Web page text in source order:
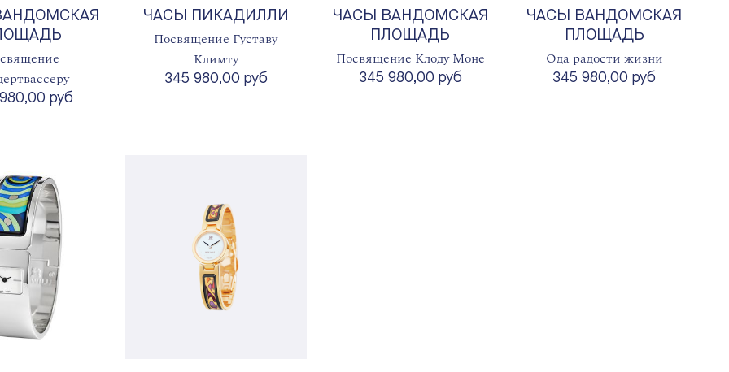
руб
ЧАСЫ ПИКАДИЛЛИ
Посвящение Густаву
Климту
345 980,00 руб
ЧАСЫ ВАНДОМСКАЯ
ПЛОЩАДЬ
Посвящение Клоду Моне
345 980,00 руб
ЧАСЫ ВАНДОМСКАЯ
ПЛОЩАДЬ
Ода радости жизни
345 980,00 руб